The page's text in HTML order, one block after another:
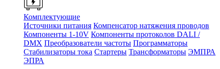
Комплектующие
Источники питания Компенсатор натяжения проводов
Компоненты 1-10V Компоненты протоколов DALI /
DMX Преобразователи частоты Программаторы
Стабилизаторы тока Стартеры Трансформаторы ЭМПРА
ЭПРА